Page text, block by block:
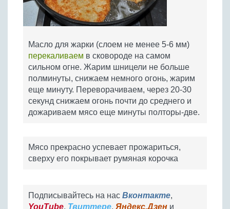
Масло для жарки (слоем не менее 5-6 мм)
перекаливаем в сковороде на самом
сильном огне. Жарим шницели не больше
полминуты, снижаем немного огонь, жарим
еще минуту. Переворачиваем, через 20-30
секунд снижаем огонь почти до среднего и
дожариваем мясо еще минуты полторы-две.
Мясо прекрасно успевает прожариться,
сверху его покрывает румяная корочка
Подписывайтесь на нас Вконтакте,
YouTube, Твиттере, Яндекс.Дзен и